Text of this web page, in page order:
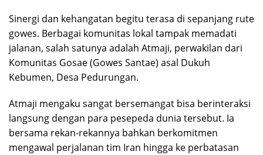
​Sinergi dan kehangatan begitu terasa di sepanjang rute
gowes. Berbagai komunitas lokal tampak memadati
jalanan, salah satunya adalah Atmaji, perwakilan dari
Komunitas Gosae (Gowes Santae) asal Dukuh
Kebumen, Desa Pedurungan.
​Atmaji mengaku sangat bersemangat bisa berinteraksi
langsung dengan para pesepeda dunia tersebut. Ia
bersama rekan-rekannya bahkan berkomitmen
mengawal perjalanan tim Iran hingga ke perbatasan